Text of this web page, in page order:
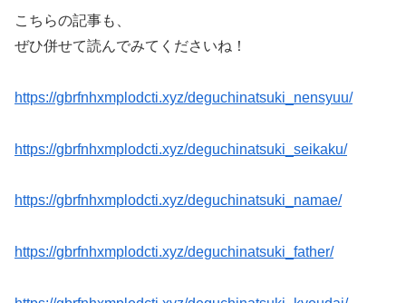
こちらの記事も、
ぜひ併せて読んでみてくださいね！
https://gbrfnhxmplodcti.xyz/deguchinatsuki_nensyuu/
https://gbrfnhxmplodcti.xyz/deguchinatsuki_seikaku/
https://gbrfnhxmplodcti.xyz/deguchinatsuki_namae/
https://gbrfnhxmplodcti.xyz/deguchinatsuki_father/